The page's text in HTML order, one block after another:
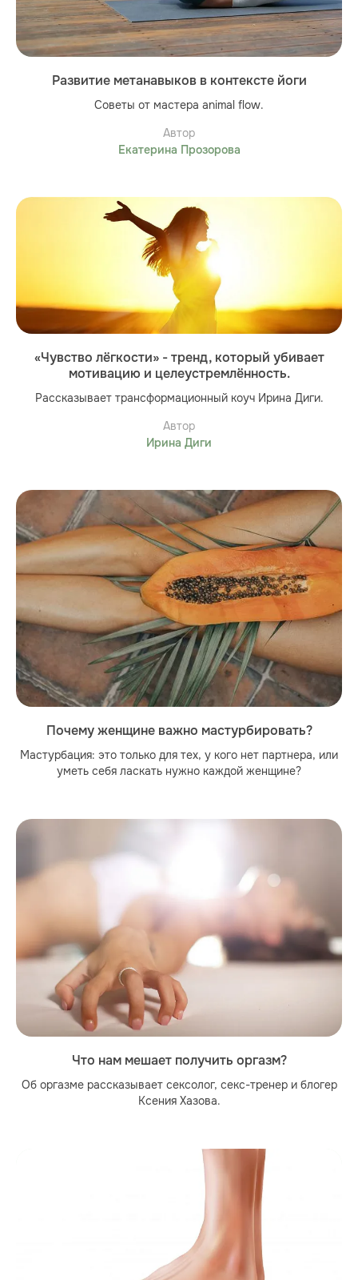
Развитие метанавыков в контексте йоги
Советы от мастера animal flow.
Автор
Екатерина Прозорова
«Чувство лёгкости» - тренд, который убивает
мотивацию и целеустремлённость.
Рассказывает трансформационный коуч Ирина Диги.
Автор
Ирина Диги
Почему женщине важно мастурбировать?
Мастурбация: это только для тех, у кого нет партнера, или
уметь себя ласкать нужно каждой женщине?
Что нам мешает получить оргазм?
Об оргазме рассказывает сексолог, секс-тренер и блогер
Ксения Хазова.